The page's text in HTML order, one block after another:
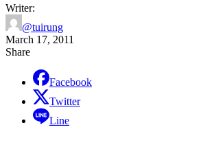
Writer:
@tuirung
March 17, 2011
Share
Facebook
Twitter
Line